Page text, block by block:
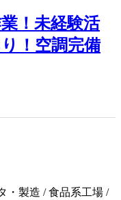
！未経験活
！空調完備
・製造 / 食品系工場 /